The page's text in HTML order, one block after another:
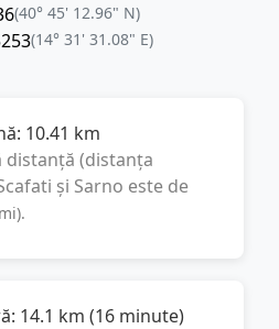
(40° 45' 12.96" N)
(14° 31' 31.08" E)
10.41 km
distanță (distanța
și Sarno este de
mi).
14.1 km (16 minute)